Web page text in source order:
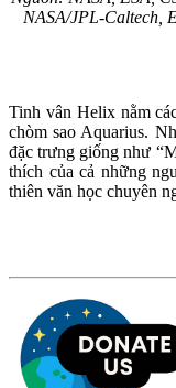
NASA/JPL-Caltech,
Tinh vân Helix nằm
chòm sao Aquarius.
đặc trưng giống như
thích của cả những
thiên văn học chuyên